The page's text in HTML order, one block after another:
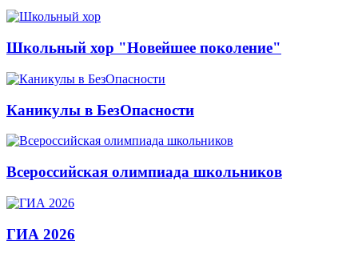
Школьный хор "Новейшее поколение"
Каникулы в БезОпасности
Всероссийская олимпиада школьников
ГИА 2026